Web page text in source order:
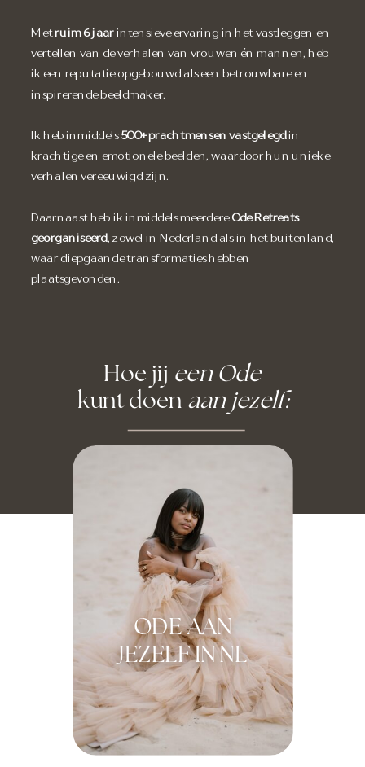
Metruim 6 jaar intensieve ervaring in het vastleggen en
vertellen van de verhalen van vrouwen én mannen, heb
ik een reputatie opgebouwd als een betrouwbare en
inspirerende beeldmaker.
Ik heb inmiddels 500+ prachtmensen vastgelegdin
krachtige en emotionele beelden, waardoor hun unieke
verhalen vereeuwigd zijn.
Daarnaast heb ik inmiddels meerdereOde Retreats
georganiseerd , zowel in Nederland als in het buitenland,
waar diepgaande transformaties hebben
plaatsgevonden.
Hoe jij een Ode
kunt doen aan jezelf:
ODE AAN
JEZELF IN NL